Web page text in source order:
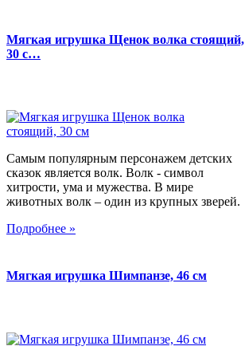
Мягкая игрушка Щенок волка стоящий,
30 с…
Самым популярным персонажем детских
сказок является волк. Волк - символ
хитрости, ума и мужества. В мире
животных волк – один из крупных зверей.
Подробнее »
Мягкая игрушка Шимпанзе, 46 см